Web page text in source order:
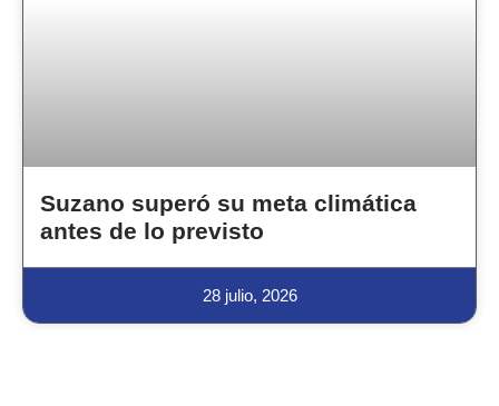
Suzano superó su meta climática
antes de lo previsto
28 julio, 2026